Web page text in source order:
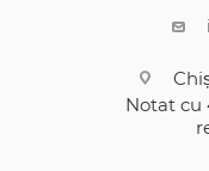
Notat cu